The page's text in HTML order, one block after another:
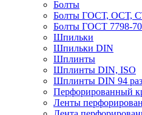
Болты
Болты ГОСТ, ОСТ,
Болты ГОСТ 7798-70
Шпильки
Шпильки DIN
Шплинты
Шплинты DIN, ISO
Шплинты DIN 94
Перфорированный
Ленты